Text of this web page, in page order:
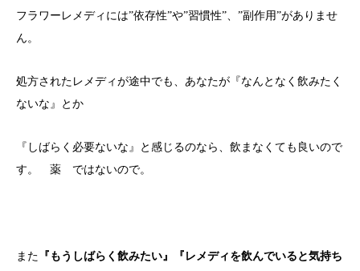
フラワーレメディには”依存性”や”習慣性”、”副作用”がありませ
ん。
処方されたレメディが途中でも、あなたが『なんとなく飲みたく
ないな』とか
『しばらく必要ないな』と感じるのなら、飲まなくても良いので
す。 薬 ではないので。
また 『もうしばらく飲みたい』『レメディを飲んでいると気持ち